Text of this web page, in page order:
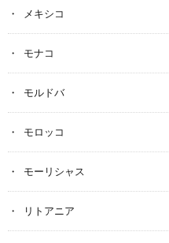
メキシコ
モナコ
モルドバ
モロッコ
モーリシャス
リトアニア